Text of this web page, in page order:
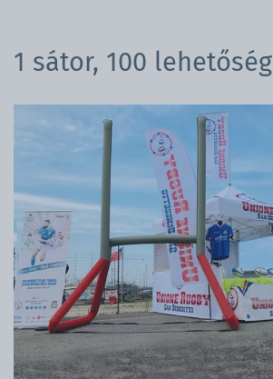
1 sátor, 100 lehetőség